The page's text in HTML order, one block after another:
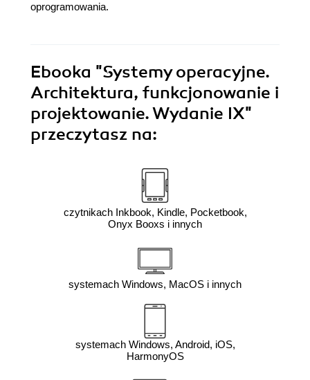
oprogramowania.
Ebooka "Systemy operacyjne.
Architektura, funkcjonowanie i
projektowanie. Wydanie IX"
przeczytasz na:
czytnikach Inkbook, Kindle, Pocketbook,
Onyx Booxs i innych
systemach Windows, MacOS i innych
systemach Windows, Android, iOS,
HarmonyOS